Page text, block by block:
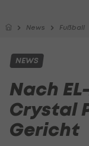
News Fußball
NEWS
Nach
Crystal
Gericht